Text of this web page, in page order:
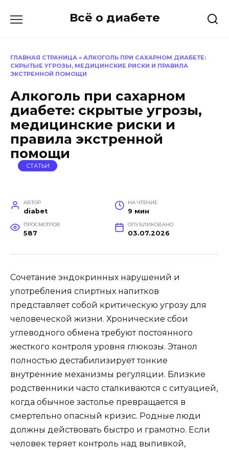
Всё о диабете
ГЛАВНАЯ СТРАНИЦА » АЛКОГОЛЬ ПРИ САХАРНОМ ДИАБЕТЕ:
СКРЫТЫЕ УГРОЗЫ, МЕДИЦИНСКИЕ РИСКИ И ПРАВИЛА
ЭКСТРЕННОЙ ПОМОЩИ
Алкоголь при сахарном
диабете: скрытые угрозы,
медицинские риски и
правила экстренной
помощи
СТАТЬИ
АВТОР
diabet
НА ЧТЕНИЕ
9 мин
ПРОСМОТРОВ
587
ОПУБЛИКОВАНО
03.07.2026
Сочетание эндокринных нарушений и
употребления спиртных напитков
представляет собой критическую угрозу для
человеческой жизни. Хронические сбои
углеводного обмена требуют постоянного
жесткого контроля уровня глюкозы. Этанол
полностью дестабилизирует тонкие
внутренние механизмы регуляции. Близкие
родственники часто сталкиваются с ситуацией,
когда обычное застолье превращается в
смертельно опасный кризис. Родные люди
должны действовать быстро и грамотно. Если
человек теряет контроль над выпивкой,